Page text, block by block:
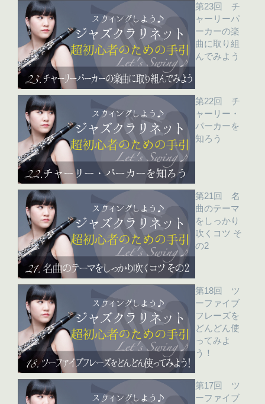
第23回 チ
ャーリーパ
ーカーの楽
曲に取り組
んでみよう
第22回 チ
ャーリー・
パーカーを
知ろう
第21回 名
曲のテーマ
をしっかり
吹くコツ そ
の2
第18回 ツ
ーファイブ
フレーズを
どんどん使
ってみよ
う！
第17回 ツ
ーファイブ